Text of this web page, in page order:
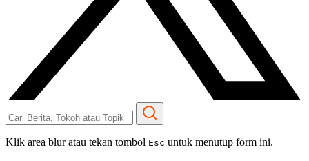
Klik area blur atau tekan tombol Esc untuk menutup form ini.